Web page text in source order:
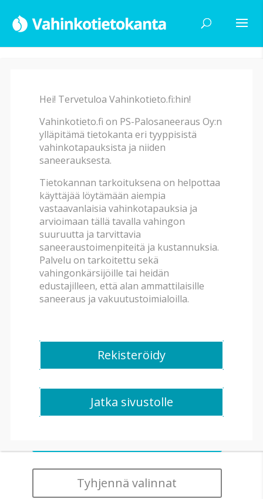
Haku
Vahinkotyyppi
Vahingon alatyyppi
Vahingon syy
Rakennuksen tyyppi
Tyhjennä valinnat
Hei! Tervetuloa Vahinkotieto.fi:hin!
Vahinkotieto.fi on PS-Palosaneeraus Oy:n
ylläpitämä tietokanta eri tyyppisistä
vahinkotapauksista ja niiden
saneerauksesta.
Tietokannan tarkoituksena on helpottaa
käyttäjää löytämään aiempia
vastaavanlaisia vahinkotapauksia ja
arvioimaan tällä tavalla vahingon
suuruutta ja tarvittavia
saneeraustoimenpiteitä ja kustannuksia.
Palvelu on tarkoitettu sekä
vahingonkärsijöille tai heidän
edustajilleen, että alan ammattilaisille
saneeraus ja vakuutustoimialoilla.
Rekisteröidy
Jatka sivustolle